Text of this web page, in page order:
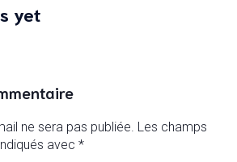
yet
ne sera pas publiée. Les champs
avec *